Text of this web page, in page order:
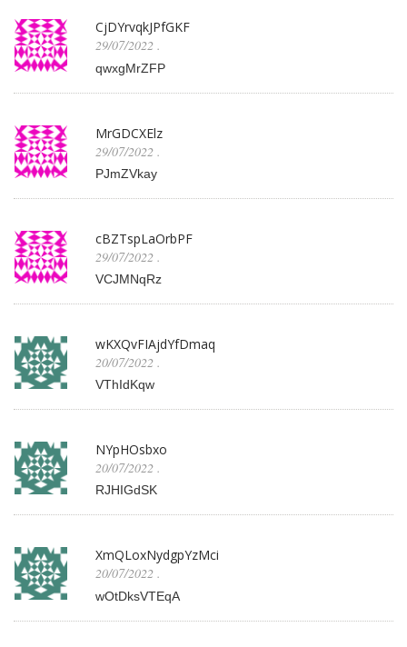
CjDYrvqkJPfGKF
29/07/2022 .
qwxgMrZFP
MrGDCXElz
29/07/2022 .
PJmZVkay
cBZTspLaOrbPF
29/07/2022 .
VCJMNqRz
wKXQvFIAjdYfDmaq
20/07/2022 .
VThIdKqw
NYpHOsbxo
20/07/2022 .
RJHIGdSK
XmQLoxNydgpYzMci
20/07/2022 .
wOtDksVTEqA